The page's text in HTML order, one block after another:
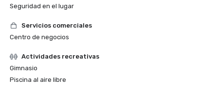
Seguridad en el lugar
Servicios comerciales
Centro de negocios
Actividades recreativas
Gimnasio
Piscina al aire libre